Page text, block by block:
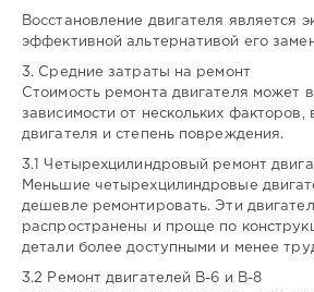
Восстановление двигателя является
эффективной альтернативой его
3. Средние затраты на ремонт
Стоимость ремонта двигателя может
зависимости от нескольких факторов,
двигателя и степень повреждения.
3.1 Четырехцилиндровый ремонт
Меньшие четырехцилиндровые
дешевле ремонтировать. Эти
распространены и проще по
детали более доступными и менее
3.2 Ремонт двигателей В-6 и В-8